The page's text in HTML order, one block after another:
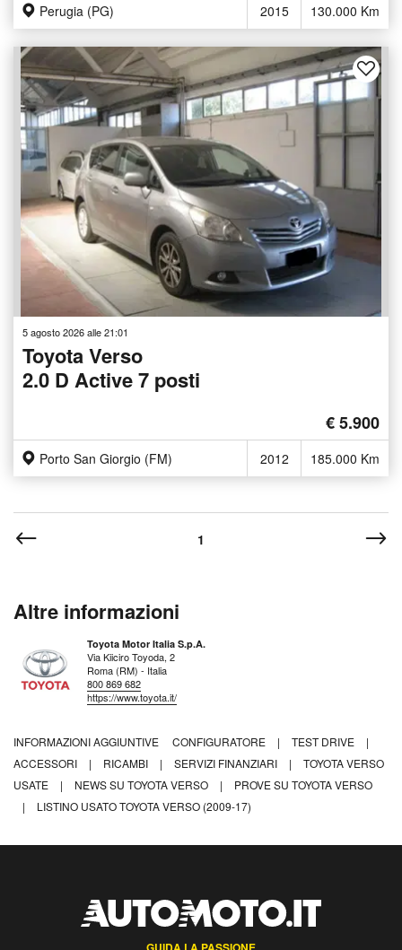
Perugia (PG) 2015 130.000 Km
5 agosto 2026 alle 21:01
Toyota Verso
2.0 D Active 7 posti
€ 5.900
Porto San Giorgio (FM) 2012 185.000 Km
1
Altre informazioni
Toyota Motor Italia S.p.A.
Via Kiiciro Toyoda, 2
Roma (RM) - Italia
800 869 682
https://www.toyota.it/
INFORMAZIONI AGGIUNTIVE CONFIGURATORE | TEST DRIVE
|
ACCESSORI
| RICAMBI | SERVIZI FINANZIARI |
TOYOTA VERSO
USATE
| NEWS SU TOYOTA VERSO |
PROVE SU TOYOTA VERSO
|
LISTINO USATO TOYOTA VERSO (2009-17)